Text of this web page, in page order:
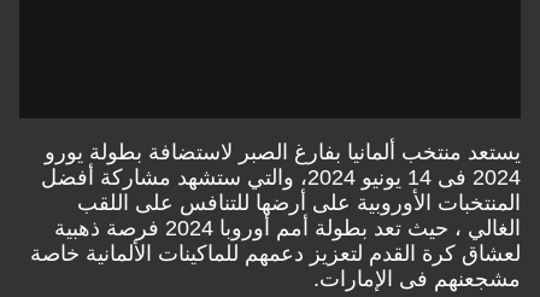
يستعد منتخب ألمانيا بفارغ الصبر لاستضافة بطولة يورو
2024 فى 14 يونيو 2024، والتي ستشهد مشاركة أفضل
المنتخبات الأوروبية على أرضها للتنافس على اللقب
الغالي ، حيث تعد بطولة أمم أوروبا 2024 فرصة ذهبية
لعشاق كرة القدم لتعزيز دعمهم للماكينات الألمانية خاصة
مشجعنهم فى الإمارات.